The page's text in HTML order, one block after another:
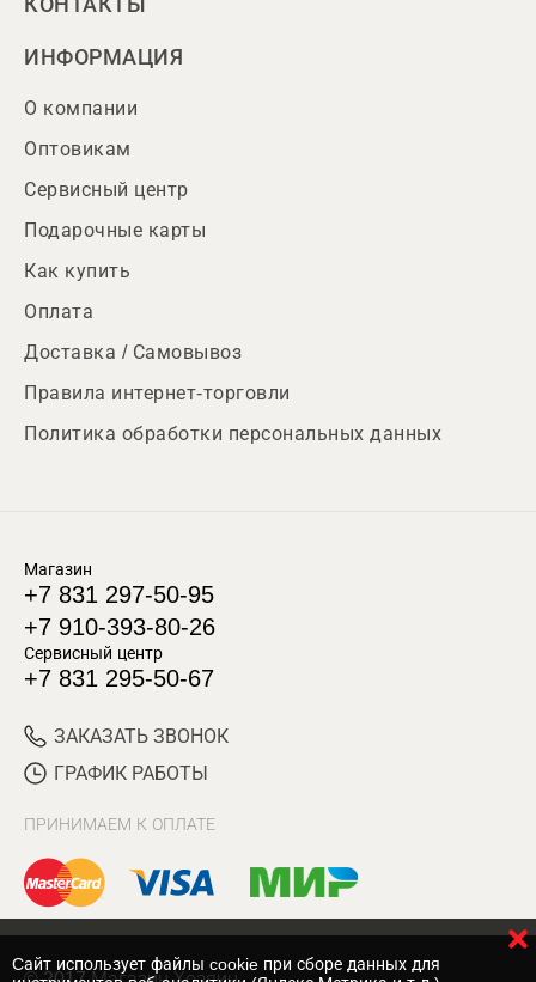
КОНТАКТЫ
ИНФОРМАЦИЯ
О компании
Оптовикам
Сервисный центр
Подарочные карты
Как купить
Оплата
Доставка / Самовывоз
Правила интернет-торговли
Политика обработки персональных данных
Магазин
+7 831 297-50-95
+7 910-393-80-26
Сервисный центр
+7 831 295-50-67
ЗАКАЗАТЬ ЗВОНОК
ГРАФИК РАБОТЫ
ПРИНИМАЕМ К ОПЛАТЕ
Cайт использует файлы cookie при сборе данных для